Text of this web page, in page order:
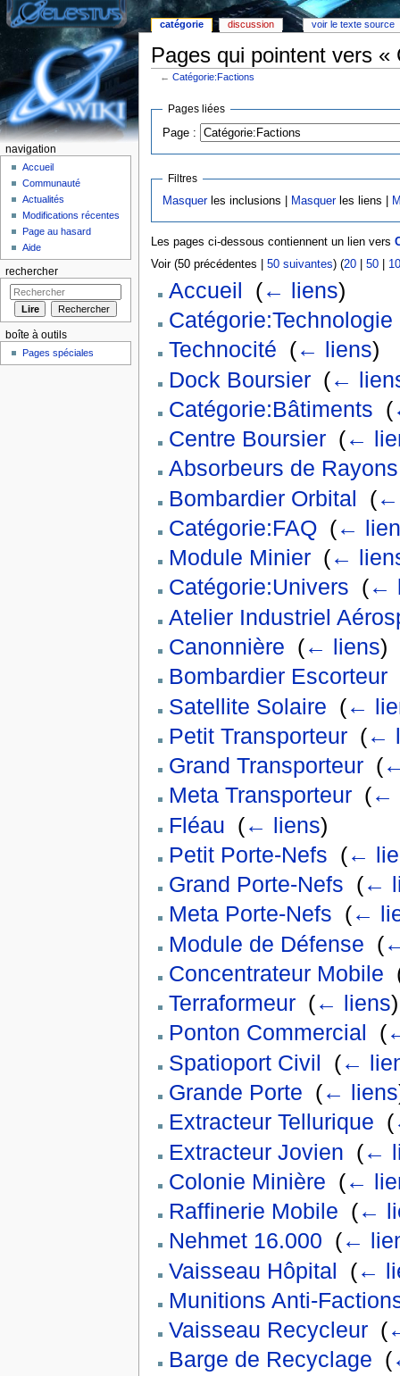
Pages qui pointent vers «
←Catégorie:Factions
Pages liées
Page :
Filtres
Masquerles inclusions | Masquerles liens |
Les pages ci-dessous contiennent un lien vers
Voir (50 précédentes | 50 suivantes) (20| 50|
Accueil (← liens)
Catégorie:Technologie
Technocité (← liens)
Dock Boursier‎ (←
Catégorie:Bâtiments (
Centre Boursier‎ (←
Absorbeurs de Rayons
Bombardier Orbital
(←
Catégorie:FAQ‎ (←
Module Minier‎ (←
Catégorie:Univers (←
Atelier Industriel
Canonnière (← liens)
Bombardier Escorteur‎
Satellite Solaire (←
Petit Transporteur‎ (←
Grand Transporteur‎ (
Meta Transporteur‎ (←
Fléau (← liens)
Petit Porte-Nefs (←
Grand Porte-Nefs (←
Meta Porte-Nefs (←
Module de Défense (
Concentrateur Mobile
Terraformeur‎ (← liens)
Ponton Commercial
(
Spatioport Civil
(←
Grande Porte (← liens
Extracteur Tellurique (
Extracteur Jovien (←
Colonie Minière (←
Raffinerie Mobile (←
Nehmet 16.000 (←
Vaisseau Hôpital
(←
Munitions Anti-
Vaisseau Recycleur‎ (
Barge de Recyclage (
catégorie discussion voir le texte source
navigation
Accueil
Communauté
Actualités
Modifications récentes
Page au hasard
Aide
rechercher
boîte à outils
Pages spéciales